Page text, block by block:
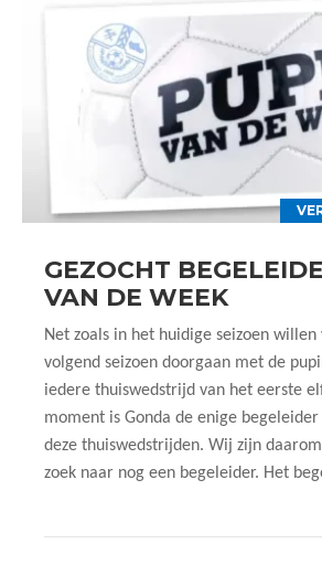
GEZOCHT
VAN DE WEEK
Net zoals in het huidige seizoen
volgend seizoen doorgaan met de
iedere thuiswedstrijd van het eerste
moment is Gonda de enige
deze thuiswedstrijden. Wij zijn
zoek naar nog een begeleider. Het